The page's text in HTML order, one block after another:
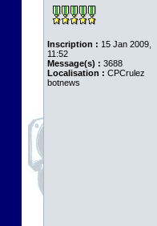
Inscription : 15 Jan 2009,
11:52
Message(s) : 3688
Localisation : CPCrulez
botnews